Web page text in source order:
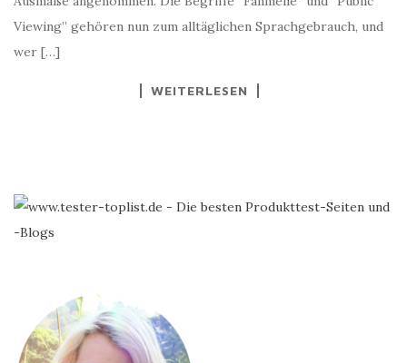
Viewing” gehören nun zum alltäglichen Sprachgebrauch, und
wer […]
WEITERLESEN